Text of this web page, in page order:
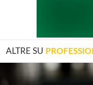
ALTRE SU